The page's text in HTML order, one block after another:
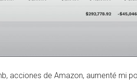
acciones de Amazon, aumenté mi